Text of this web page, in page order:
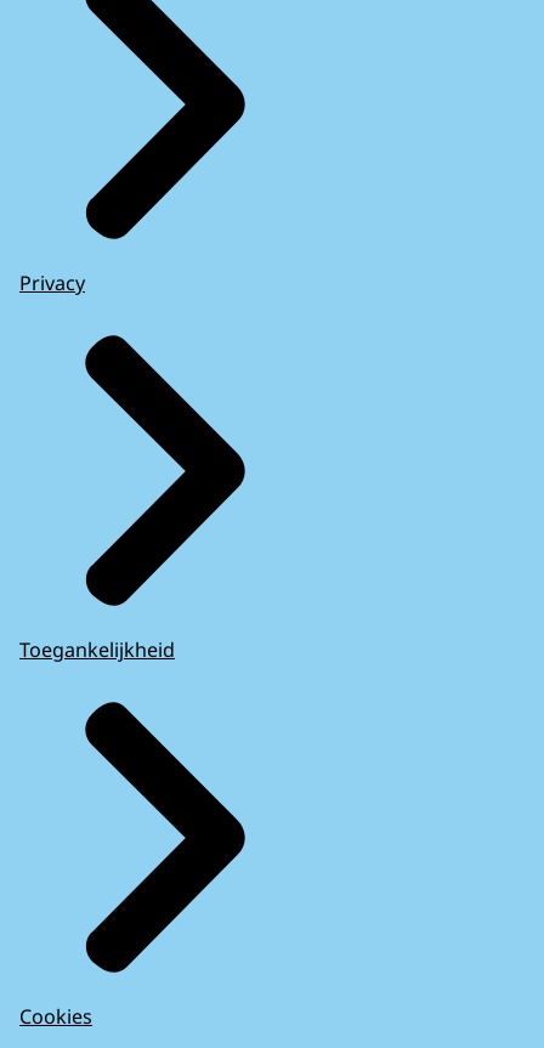
Privacy
Toegankelijkheid
Cookies